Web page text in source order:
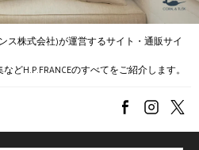
ス株式会社)が運営するサイト・通販サイ
どH.P.FRANCEのすべてをご紹介します。